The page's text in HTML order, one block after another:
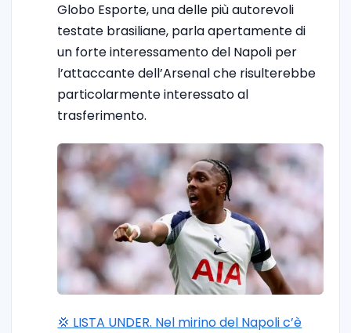
Globo Esporte, una delle più autorevoli
testate brasiliane, parla apertamente di
un forte interessamento del Napoli per
l’attaccante dell’Arsenal che risulterebbe
particolarmente interessato al
trasferimento.
💢 LISTA UNDER. Nel mirino del Napoli c’è